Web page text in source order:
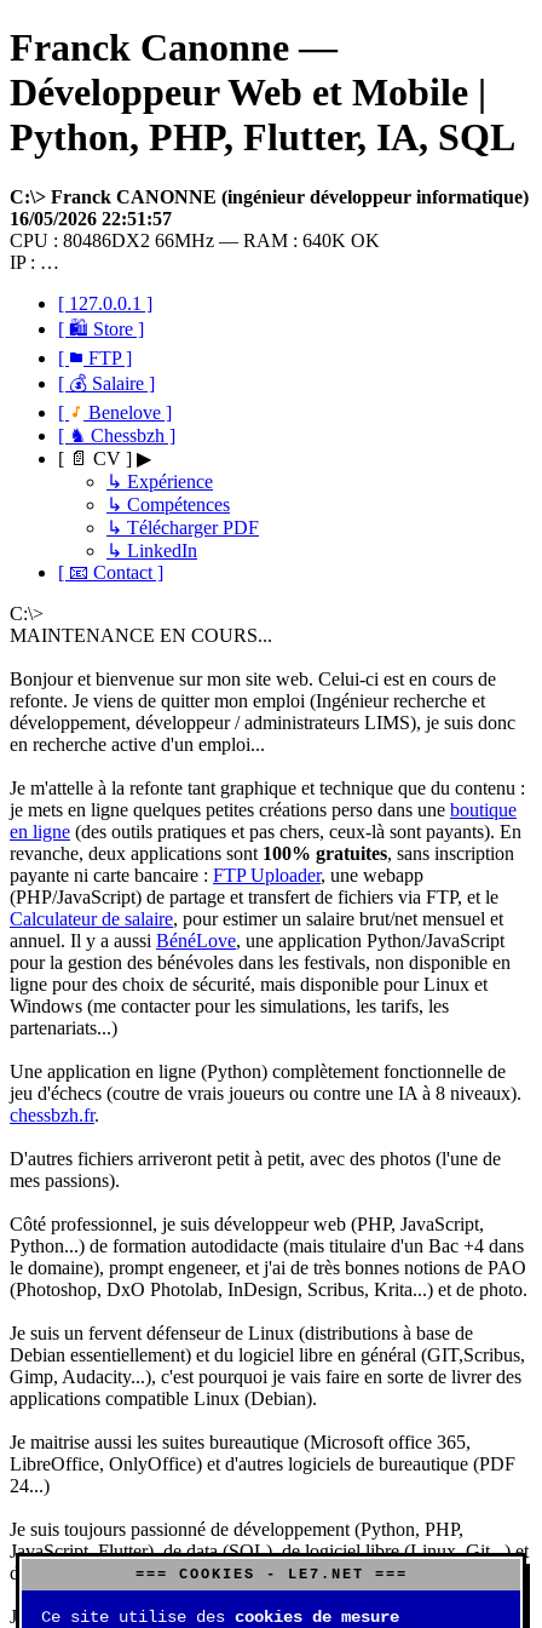
Franck Canonne —
Développeur Web et Mobile |
Python, PHP, Flutter, IA, SQL
C:\> Franck CANONNE (ingénieur développeur informatique)
16/05/2026 22:51:57
CPU : 80486DX2 66MHz — RAM : 640K OK
IP : …
[ 127.0.0.1 ]
[ 🛍 Store ]
[
FTP ]
[ 💰 Salaire ]
[
Benelove ]
[ ♞ Chessbzh ]
[ 📄 CV ] ▶
↳ Expérience
↳ Compétences
↳ Télécharger PDF
↳ LinkedIn
[ 📧 Contact ]
C:\>
MAINTENANCE EN COURS...
Bonjour et bienvenue sur mon site web. Celui-ci est en cours de
refonte. Je viens de quitter mon emploi (Ingénieur recherche et
développement, développeur / administrateurs LIMS), je suis donc
en recherche active d'un emploi...
Je m'attelle à la refonte tant graphique et technique que du contenu :
je mets en ligne quelques petites créations perso dans une boutique
en ligne (des outils pratiques et pas chers, ceux-là sont payants). En
revanche, deux applications sont 100% gratuites, sans inscription
payante ni carte bancaire : FTP Uploader, une webapp
(PHP/JavaScript) de partage et transfert de fichiers via FTP, et le
Calculateur de salaire, pour estimer un salaire brut/net mensuel et
annuel. Il y a aussi BénéLove, une application Python/JavaScript
pour la gestion des bénévoles dans les festivals, non disponible en
ligne pour des choix de sécurité, mais disponible pour Linux et
Windows (me contacter pour les simulations, les tarifs, les
partenariats...)
Une application en ligne (Python) complètement fonctionnelle de
jeu d'échecs (coutre de vrais joueurs ou contre une IA à 8 niveaux).
chessbzh.fr.
D'autres fichiers arriveront petit à petit, avec des photos (l'une de
mes passions).
Côté professionnel, je suis développeur web (PHP, JavaScript,
Python...) de formation autodidacte (mais titulaire d'un Bac +4 dans
le domaine), prompt engeneer, et j'ai de très bonnes notions de PAO
(Photoshop, DxO Photolab, InDesign, Scribus, Krita...) et de photo.
Je suis un fervent défenseur de Linux (distributions à base de
Debian essentiellement) et du logiciel libre en général (GIT,Scribus,
Gimp, Audacity...), c'est pourquoi je vais faire en sorte de livrer des
applications compatible Linux (Debian).
Je maitrise aussi les suites bureautique (Microsoft office 365,
LibreOffice, OnlyOffice) et d'autres logiciels de bureautique (PDF
24...)
Je suis toujours passionné de développement (Python, PHP,
JavaScript, Flutter), de data (SQL), de logiciel libre (Linux, Git...) et
d'IA (principalement Claude et DeepSeek).
J'aime jouer, surtout aux jeux de sociétés (Risk, Uno, Scrabble...),
=== COOKIES - LE7.NET ===
Ce site utilise des cookies de mesure